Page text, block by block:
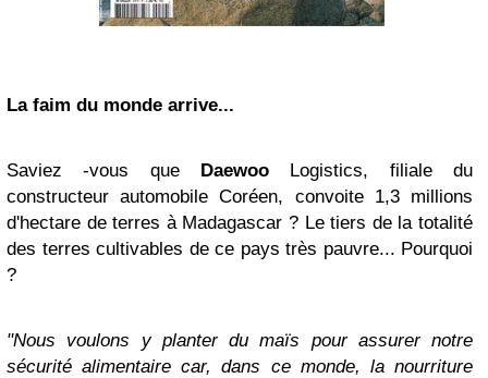
La faim du monde arrive...
Saviez -vous que Daewoo Logistics, filiale du
constructeur automobile Coréen, convoite 1,3 millions
d'hectare de terres à Madagascar ? Le tiers de la totalité
des terres cultivables de ce pays très pauvre... Pourquoi
?
"Nous voulons y planter du maïs pour assurer notre
sécurité alimentaire car, dans ce monde, la nourriture